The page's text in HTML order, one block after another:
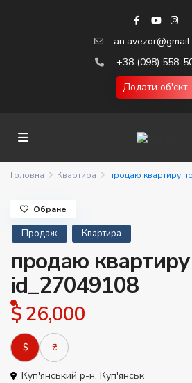
+38 (098) 558-
Додати об'єкт
Головна Квартира продаю квартиру
Продаж Квартира
продаю
id_27049108
$ 26,000
$ ₴
Куп'янський р-н, Куп'янськ
Обране